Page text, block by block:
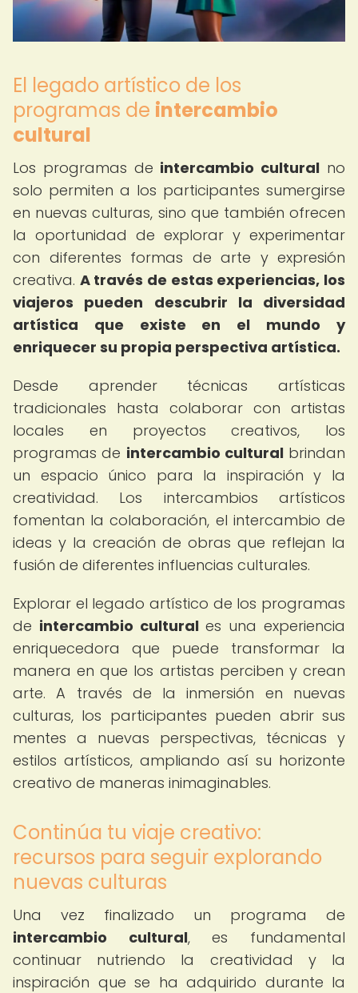
El legado artístico de los
programas de intercambio
cultural
Los programas de intercambio cultural no
solo permiten a los participantes sumergirse
en nuevas culturas, sino que también ofrecen
la oportunidad de explorar y experimentar
con diferentes formas de arte y expresión
creativa. A través de estas experiencias, los
viajeros pueden descubrir la diversidad
artística que existe en el mundo y
enriquecer su propia perspectiva artística.
Desde aprender técnicas artísticas
tradicionales hasta colaborar con artistas
locales en proyectos creativos, los
programas de intercambio culturalbrindan
un espacio único para la inspiración y la
creatividad. Los intercambios artísticos
fomentan la colaboración, el intercambio de
ideas y la creación de obras que reflejan la
fusión de diferentes influencias culturales.
Explorar el legado artístico de los programas
de intercambio culturales una experiencia
enriquecedora que puede transformar la
manera en que los artistas perciben y crean
arte. A través de la inmersión en nuevas
culturas, los participantes pueden abrir sus
mentes a nuevas perspectivas, técnicas y
estilos artísticos, ampliando así su horizonte
creativo de maneras inimaginables.
Continúa tu viaje creativo:
recursos para seguir explorando
nuevas culturas
Una vez finalizado un programa de
intercambio cultural, es fundamental
continuar nutriendo la creatividad y la
inspiración que se ha adquirido durante la